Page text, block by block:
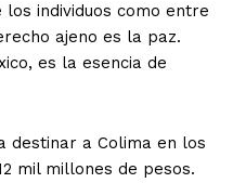
individuos como entre
ajeno es la paz.
es la esencia de
destinar a Colima en los
mil millones de pesos.